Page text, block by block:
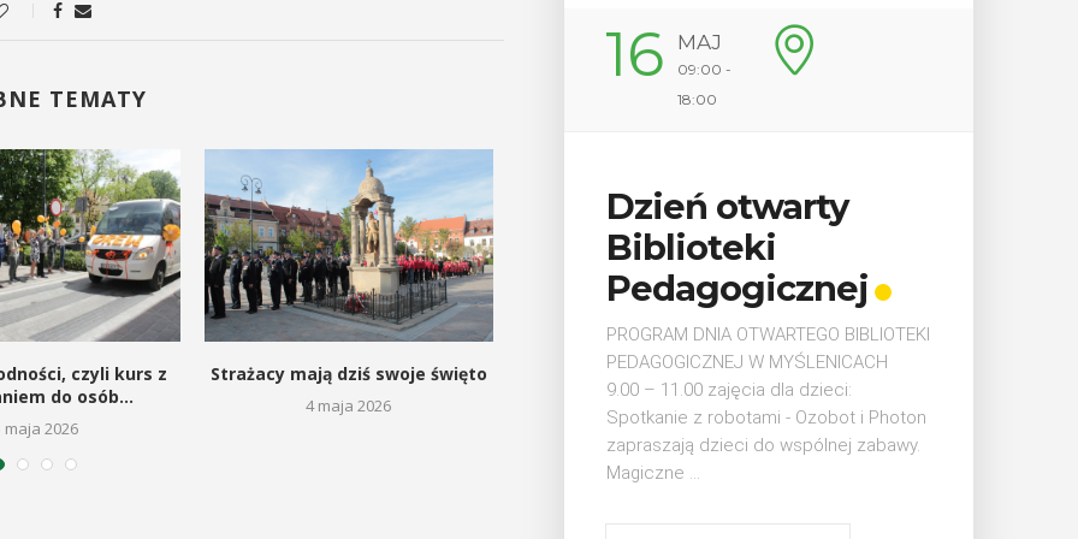
TEMATY
czyli kurs z
do osób...
maja 2026
Strażacy mają dziś swoje święto
4 maja 2026
Uroczyste obchody Święta
Konstytucji 3 Maja w
Myślenicach
3 maja 2026
Procesja z Cudownym
Matki Bożej Pani
w
spotkania seniorzy
okazję
na nadchodzące lato,
w naturalne kosmetyki
Uuczestnicy
przyniesienie
Dzień otwarty
Biblioteki
Pedagogicznej
PROGRAM DNIA OTWARTEGO BIBLIOTEKI
PEDAGOGICZNEJ W MYŚLENICACH
9.00 – 11.00 zajęcia dla dzieci:
Spotkanie z robotami - Ozobot i Photon
22 MAJ
17:00 -
Plenerówka
Młodzieżowa
Zapraszamy młodzież na kolejną edycję
(piątek) 17:00–22:00 Park Zarabie,
POKAŻ SZCZEGÓŁY